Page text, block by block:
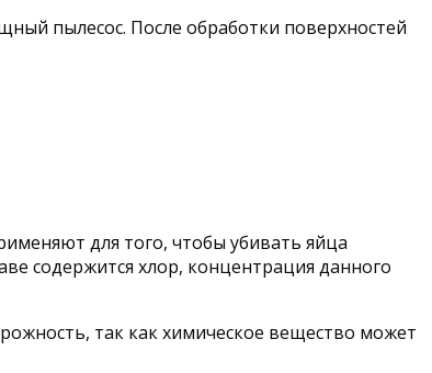
пылесос. После обработки поверхностей
для того, чтобы убивать яйца
содержится хлор, концентрация данного
так как химическое вещество может